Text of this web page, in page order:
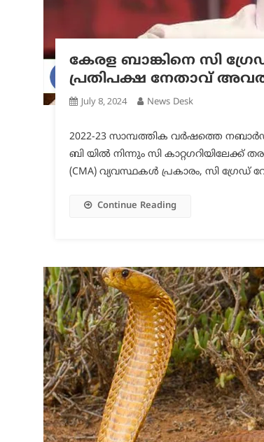
കേരള ബാങ്കിനെ സി
പ്രതിപക്ഷ നേതാവ്
July 8, 2024 News Desk
2022-23 സാമ്പത്തിക വര്‍ഷത്തെ
ബി യില്‍ നിന്നും സി കാറ്റഗറിയിലേക്ക്
(CMA) വ്യവസ്ഥകള്‍ പ്രകാരം, സി ഗ്രേഡ്
Continue Reading